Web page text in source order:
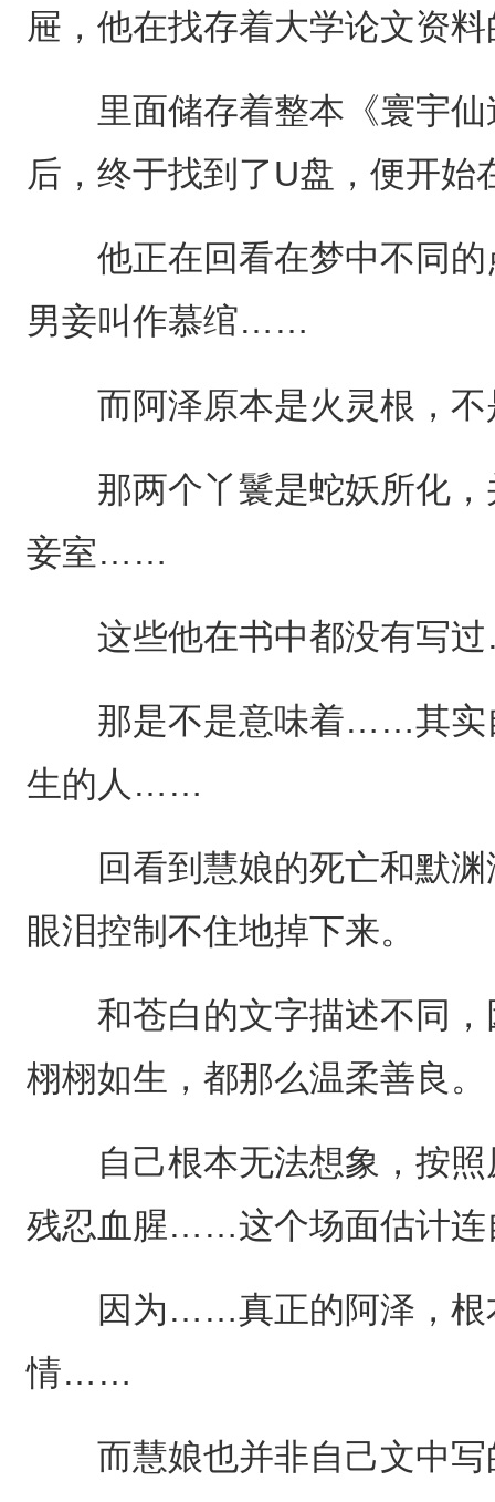
屉，他在找存着大学论文资
里面储存着整本《寰宇仙
后，终于找到了U盘，便开始
他正在回看在梦中不同的
男妾叫作慕绾……
而阿泽原本是火灵根，
那两个丫鬟是蛇妖所化，
妾室……
这些他在书中都没有写
那是不是意味着……其实
生的人……
回看到慧娘的死亡和默渊
眼泪控制不住地掉下来。
和苍白的文字描述不同，
栩栩如生，都那么温柔善良。
自己根本无法想象，按照
残忍血腥……这个场面估计连
因为……真正的阿泽，根
情……
而慧娘也并非自己文中